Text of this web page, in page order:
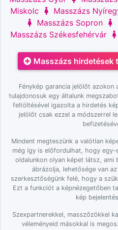
Miskolc
Masszázs
Masszázs Sopron
Masszázs Székesfehérvár
Masszázs
Fénykép garancia jelölőt
tulajdonosuk egy általunk
feltöltésével igazolta a hirdetés
jelölőt csak ezzel a módszerrel
Mindent megteszünk a valótlan
még így is előfordulhat, hogy egy-
oldalunkon olyan képet látsz,
ábrázolja, lehetősége van
szerkesztőségünk felé, hogy a
Ezt a funkciót a képnézegetőben
kép
Szexpartnerekkel, masszőzökkel
véleményeid másokkal is